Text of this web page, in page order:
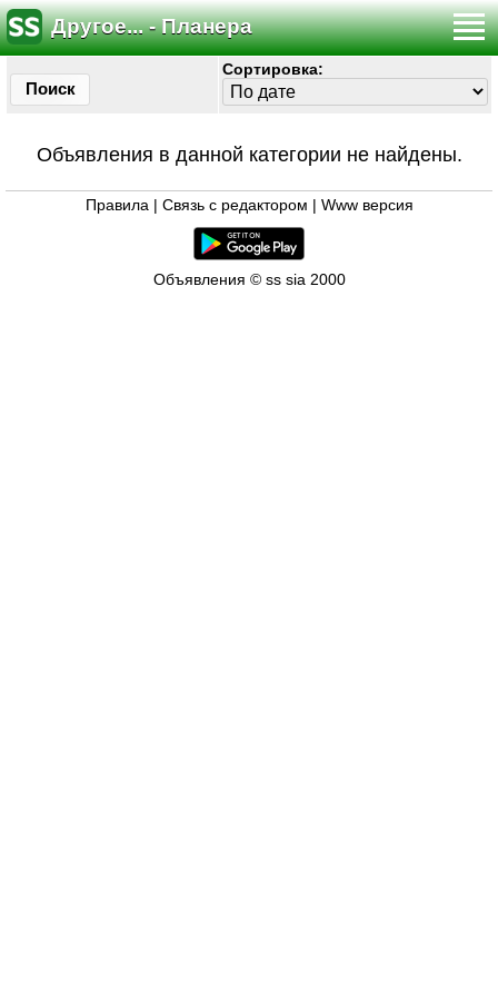
Другое... - Планера
Поиск
Сортировка:
Объявления в данной категории не найдены.
Правила Связь с редактором Www версия
Объявления © ss sia 2000